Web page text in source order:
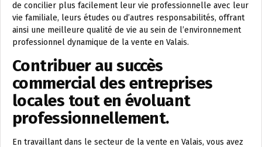
de concilier plus facilement leur vie professionnelle avec leur
vie familiale, leurs études ou d’autres responsabilités, offrant
ainsi une meilleure qualité de vie au sein de l’environnement
professionnel dynamique de la vente en Valais.
Contribuer au succès
commercial des entreprises
locales tout en évoluant
professionnellement.
En travaillant dans le secteur de la vente en Valais, vous avez